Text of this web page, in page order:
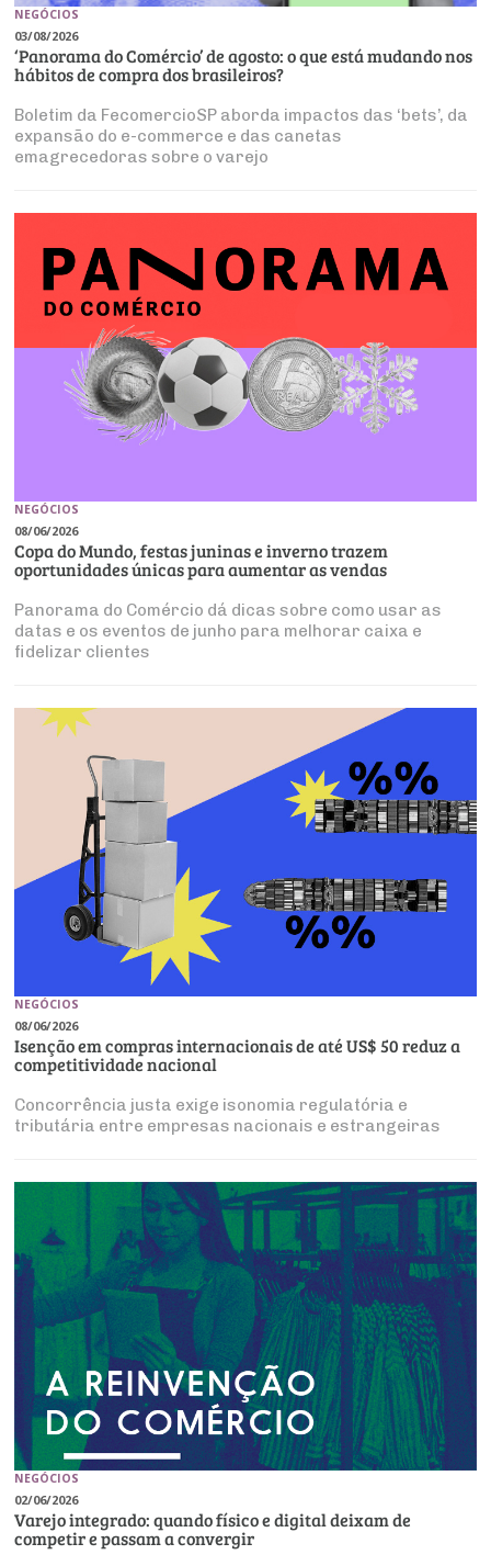
NEGÓCIOS
03/08/2026
‘Panorama do Comércio’ de agosto: o que está mudando nos
hábitos de compra dos brasileiros?
Boletim da FecomercioSP aborda impactos das ‘bets’, da
expansão do e-commerce e das canetas
emagrecedoras sobre o varejo
NEGÓCIOS
08/06/2026
Copa do Mundo, festas juninas e inverno trazem
oportunidades únicas para aumentar as vendas
Panorama do Comércio dá dicas sobre como usar as
datas e os eventos de junho para melhorar caixa e
fidelizar clientes
NEGÓCIOS
08/06/2026
Isenção em compras internacionais de até US$ 50 reduz a
competitividade nacional
Concorrência justa exige isonomia regulatória e
tributária entre empresas nacionais e estrangeiras
NEGÓCIOS
02/06/2026
Varejo integrado: quando físico e digital deixam de
competir e passam a convergir